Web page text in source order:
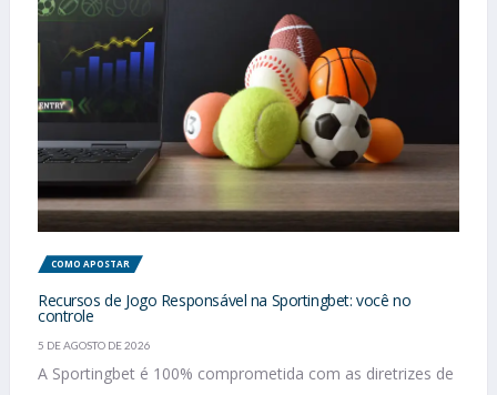
COMO APOSTAR
Recursos de Jogo Responsável na Sportingbet: você no
controle
5 DE AGOSTO DE 2026
A Sportingbet é 100% comprometida com as diretrizes de